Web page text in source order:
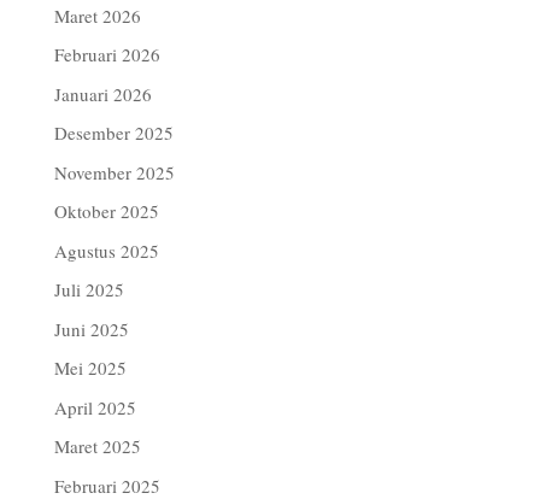
Maret 2026
Februari 2026
Januari 2026
Desember 2025
November 2025
Oktober 2025
Agustus 2025
Juli 2025
Juni 2025
Mei 2025
April 2025
Maret 2025
Februari 2025